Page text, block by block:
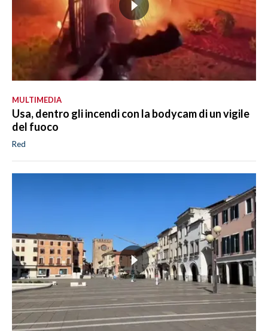
MULTIMEDIA
Usa, dentro gli incendi con la bodycam di un vigile
del fuoco
Red